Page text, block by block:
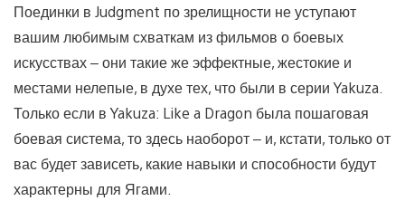
Поединки в Judgment по зрелищности не уступают
вашим любимым схваткам из фильмов о боевых
искусствах – они такие же эффектные, жестокие и
местами нелепые, в духе тех, что были в серии Yakuza.
Только если в Yakuza: Like a Dragon была пошаговая
боевая система, то здесь наоборот – и, кстати, только от
вас будет зависеть, какие навыки и способности будут
характерны для Ягами.